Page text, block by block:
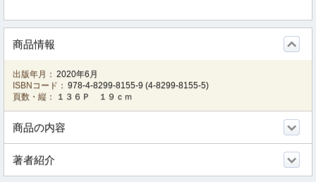
商品情報
出版年月： 2020年6月
ISBNコード： 978-4-8299-8155-9 (4-8299-8155-5)
頁数・縦：
１３６Ｐ １９ｃｍ
商品の内容
著者紹介